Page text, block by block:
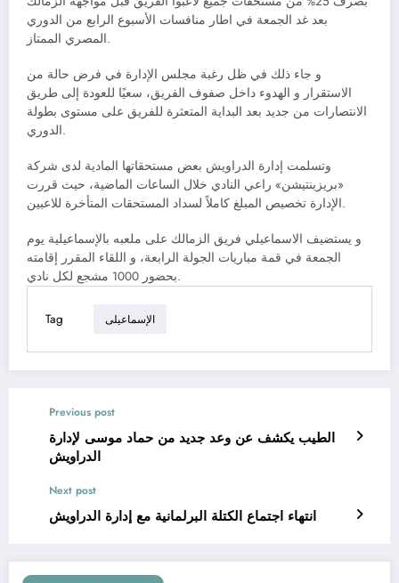
بعد غد الجمعة في اطار منافسات الأسبوع الرابع من الدوري
المصري الممتاز.
و جاء ذلك في ظل رغبة مجلس الإدارة في فرض حالة من
الاستقرار و الهدوء داخل صفوف الفريق، سعيًا للعودة إلى طريق
الانتصارات من جديد بعد البداية المتعثرة للفريق على مستوى بطولة
الدوري.
وتسلمت إدارة الدراويش بعض مستحقاتها المادية لدى شركة
«بريزينتيشن» راعي النادي خلال الساعات الماضية، حيث قررت
الإدارة تخصيص المبلغ كاملاً لسداد المستحقات المتأخرة للاعبين.
و يستضيف الاسماعيلي فريق الزمالك على ملعبه بالإسماعيلية يوم
الجمعة في قمة مباريات الجولة الرابعة، و اللقاء المقرر إقامته
بحضور 1000 مشجع لكل نادي.
Tag الإسماعيلى
Previous post
الطيب يكشف عن وعد جديد من حماد موسى لإدارة
الدراويش
Next post
انتهاء اجتماع الكتلة البرلمانية مع إدارة الدراويش